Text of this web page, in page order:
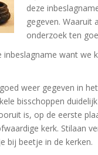
deze
gegeven. Waaruit
onderzoek ten
want we
weer gegeven in
bisschoppen
is, op de eerste
kerk. Stilaan
bij beetje in de kerken.